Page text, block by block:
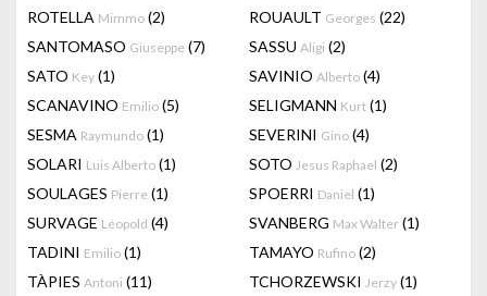
ROTELLA Mimmo (2) ROUAULT Georges (22)
SANTOMASO Giuseppe (7) SASSU Aligi (2)
SATO Key (1) SAVINIO Alberto (4)
SCANAVINO Emilio (5) SELIGMANN Kurt (1)
SESMA Raymundo (1) SEVERINI Gino (4)
SOLARI Luis Alberto (1) SOTO Jesus Raphael (2)
SOULAGES Pierre (1) SPOERRI Daniel (1)
SURVAGE Léopold (4) SVANBERG Max Walter (1)
TADINI Emilio (1) TAMAYO Rufino (2)
TÀPIES Antoni (11) TCHORZEWSKI Jerzy (1)